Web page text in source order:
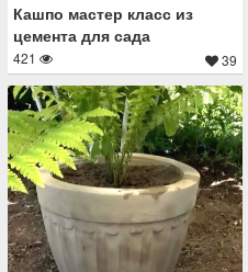
Кашпо мастер класс из
цемента для сада
421 39